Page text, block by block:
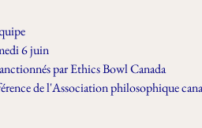
6 juin
par Ethics Bowl Canada
de l'Association philosophique